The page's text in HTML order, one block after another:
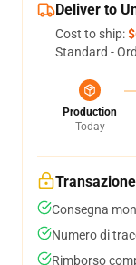
Deliver to
Cost to ship:
Standard -
Production
Today
Consegna
Numero di
Rimborso